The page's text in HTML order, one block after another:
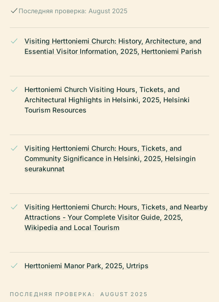
Последняя проверка: August 2025
Visiting Herttoniemi Church: History, Architecture, and
Essential Visitor Information, 2025, Herttoniemi Parish
Herttoniemi Church Visiting Hours, Tickets, and
Architectural Highlights in Helsinki, 2025, Helsinki
Tourism Resources
Visiting Herttoniemi Church: Hours, Tickets, and
Community Significance in Helsinki, 2025, Helsingin
seurakunnat
Visiting Herttoniemi Church: Hours, Tickets, and Nearby
Attractions - Your Complete Visitor Guide, 2025,
Wikipedia and Local Tourism
Herttoniemi Manor Park, 2025, Urtrips
ПОСЛЕДНЯЯ ПРОВЕРКА: AUGUST 2025